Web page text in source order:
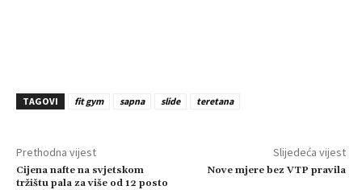
TAGOVI fit gym sapna slide teretana
Prethodna vijest
Cijena nafte na svjetskom
tržištu pala za više od 12 posto
Slijedeća vijest
Nove mjere bez VTP pravila